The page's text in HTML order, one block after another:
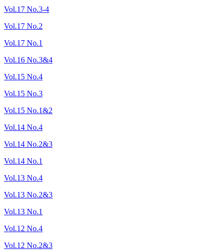
Vol.17 No.3-4
Vol.17 No.2
Vol.17 No.1
Vol.16 No.3&4
Vol.15 No.4
Vol.15 No.3
Vol.15 No.1&2
Vol.14 No.4
Vol.14 No.2&3
Vol.14 No.1
Vol.13 No.4
Vol.13 No.2&3
Vol.13 No.1
Vol.12 No.4
Vol.12 No.2&3